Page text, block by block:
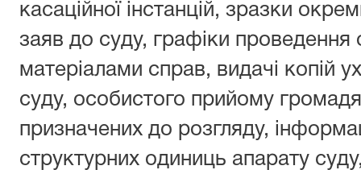
касаційної інстанцій, зразки
заяв до суду, графіки проведення
матеріалами справ, видачі копій
суду, особистого прийому
призначених до розгляду,
структурних одиниць апарату